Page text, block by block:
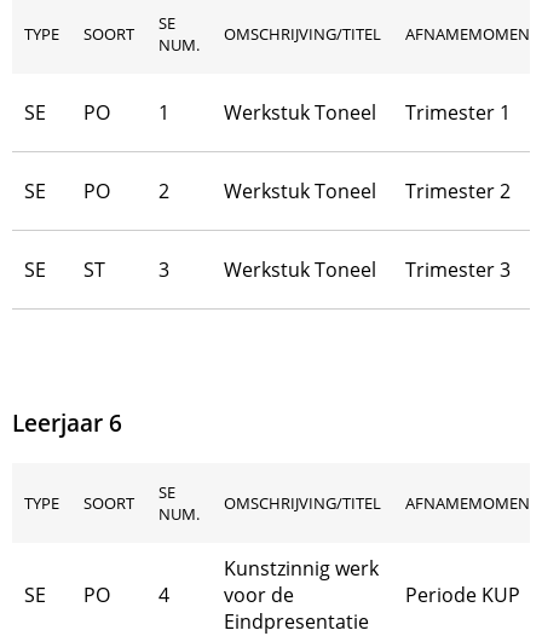
TYPE SOORT
SE
NUM.
OMSCHRIJVING/TITEL AFNAMEMOMENT
SE PO 1 Werkstuk Toneel Trimester 1
SE PO 2 Werkstuk Toneel Trimester 2
SE ST 3 Werkstuk Toneel Trimester 3
Leerjaar 6
TYPE SOORT
SE
NUM.
OMSCHRIJVING/TITEL AFNAMEMOMENT
SE PO 4
Kunstzinnig werk
voor de
Eindpresentatie
Periode KUP